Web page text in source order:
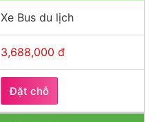
Xe Bus du lịch
3,688,000 đ
Đặt chỗ